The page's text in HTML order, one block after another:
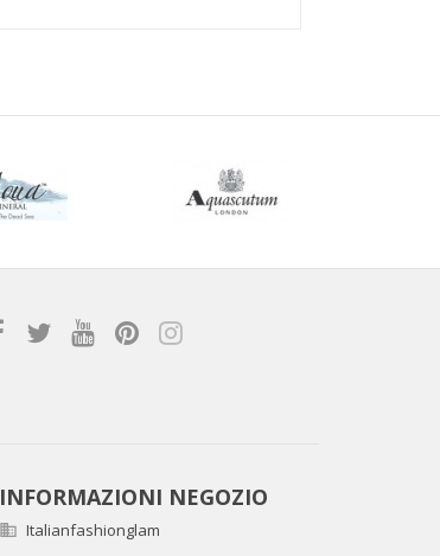
INFORMAZIONI NEGOZIO
 Italianfashionglam